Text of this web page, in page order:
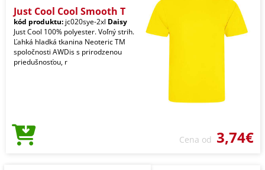
Just Cool Cool Smooth T
kód produktu: jc020sye-2xl Daisy
Just Cool 100% polyester. Voľný strih.
Ľahká hladká tkanina Neoteric TM
spoločnosti AWDis s prirodzenou
priedušnosťou, r
Cena od 3,74€